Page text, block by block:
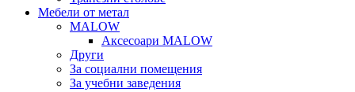
Мебели от метал
MALOW
Аксесоари MALOW
Други
За социални помещения
За учебни заведения